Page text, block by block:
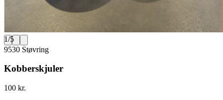
1/5
9530 Støvring
Kobberskjuler
100 kr.